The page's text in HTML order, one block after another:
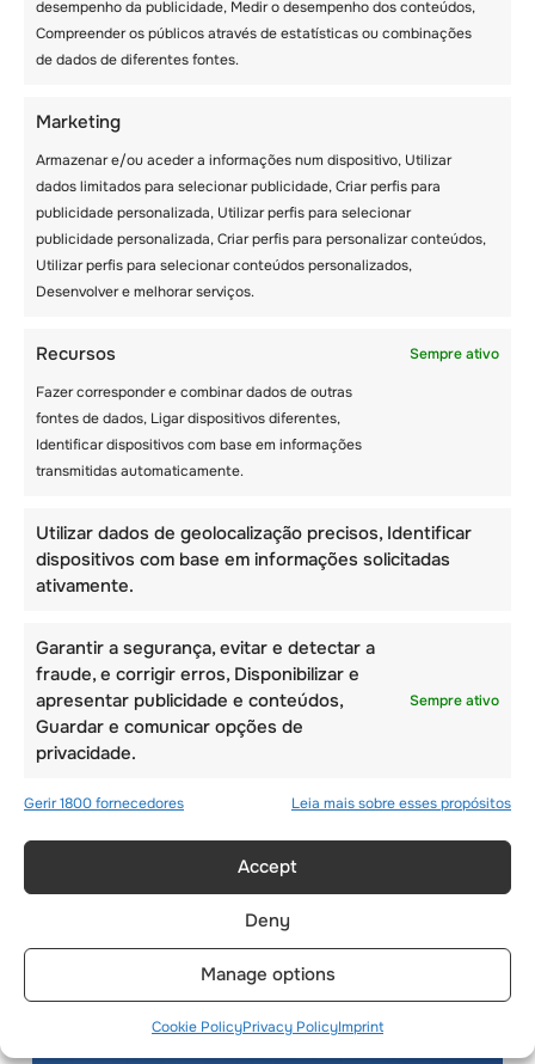
desempenho da publicidade, Medir o desempenho dos conteúdos,
Compreender os públicos através de estatísticas ou combinações
de dados de diferentes fontes.
Marketing
Armazenar e/ou aceder a informações num dispositivo, Utilizar
dados limitados para selecionar publicidade, Criar perfis para
publicidade personalizada, Utilizar perfis para selecionar
publicidade personalizada, Criar perfis para personalizar conteúdos,
Utilizar perfis para selecionar conteúdos personalizados,
Desenvolver e melhorar serviços.
Recursos
Sempre ativo
Fazer corresponder e combinar dados de outras
fontes de dados, Ligar dispositivos diferentes,
Identificar dispositivos com base em informações
transmitidas automaticamente.
Utilizar dados de geolocalização precisos, Identificar
dispositivos com base em informações solicitadas
ativamente.
Garantir a segurança, evitar e detectar a
fraude, e corrigir erros, Disponibilizar e
apresentar publicidade e conteúdos,
Guardar e comunicar opções de
privacidade.
Sempre ativo
Gerir 1800 fornecedores Leia mais sobre esses propósitos
Accept
Deny
Manage options
Cookie PolicyPrivacy PolicyImprint
– 9 DE AGOSTO
DIA DA CHEGADA – 3
DE AGOSTO